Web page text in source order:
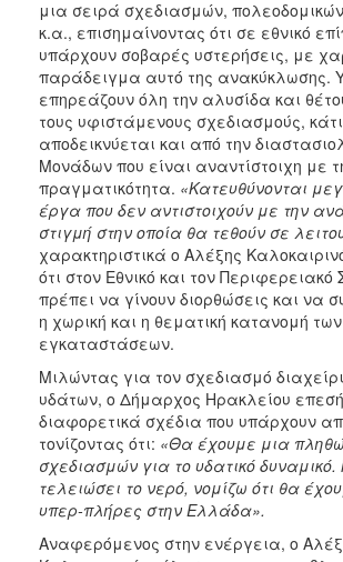
μια σειρά σχεδιασμών,
κ.α., επισημαίνοντας ότι σε εθνικό
υπάρχουν σοβαρές υστερήσεις, με
παράδειγμα αυτό της ανακύκλωσης.
επηρεάζουν όλη την αλυσίδα και
τους υφιστάμενους σχεδιασμούς,
αποδεικνύεται και από την
Μονάδων που είναι αναντίστοιχη με
πραγματικότητα. «Κατευθύνονται
έργα που δεν αντιστοιχούν με την
στιγμή στην οποία θα τεθούν σε
χαρακτηριστικά ο Αλέξης
ότι στον Εθνικό και τον
πρέπει να γίνουν διορθώσεις και να
η χωρική και η θεματική κατανομή των
εγκαταστάσεων.
Μιλώντας για τον σχεδιασμό
υδάτων, ο Δήμαρχος Ηρακλείου
διαφορετικά σχέδια που υπάρχουν
τονίζοντας ότι: «Θα έχουμε μια
σχεδιασμών για το υδατικό
τελειώσει το νερό, νομίζω ότι θα
υπερ-πλήρες στην Ελλάδα».
Αναφερόμενος στην ενέργεια, ο